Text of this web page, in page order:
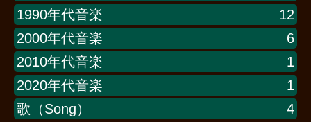
1990年代音楽
12
2000年代音楽
6
2010年代音楽
1
2020年代音楽
1
歌（Song）
4